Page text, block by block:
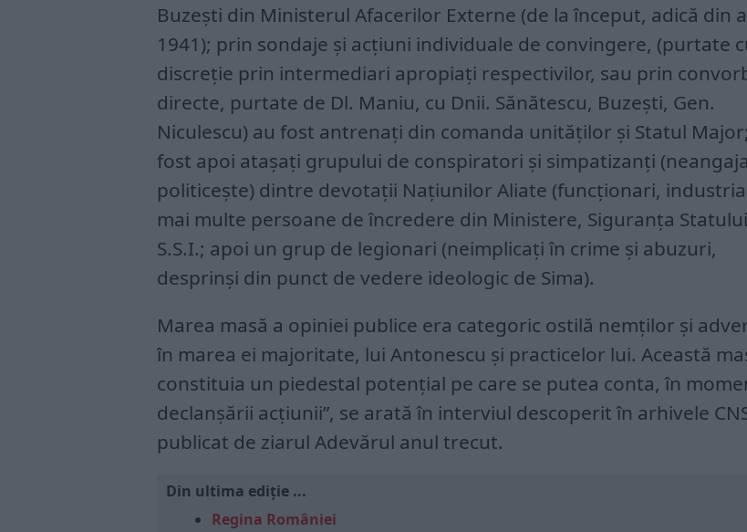
Buzești din Ministerul Afacerilor Externe (de la început, adică din
1941); prin sondaje și acțiuni individuale de convingere, (purtate
discreție prin intermediari apropiați respectivilor, sau prin
directe, purtate de Dl. Maniu, cu Dnii. Sănătescu, Buzești, Gen.
Niculescu) au fost antrenați din comanda unităților și Statul
fost apoi atașați grupului de conspiratori și simpatizanți
politicește) dintre devotații Națiunilor Aliate (funcționari,
mai multe persoane de încredere din Ministere, Siguranța
S.S.I.; apoi un grup de legionari (neimplicați în crime și abuzuri,
desprinși din punct de vedere ideologic de Sima).
Marea masă a opiniei publice era categoric ostilă nemților și
în marea ei majoritate, lui Antonescu și practicelor lui. Această
constituia un piedestal potențial pe care se putea conta, în
declanșării acțiunii”, se arată în interviul descoperit în arhivele
publicat de ziarul Adevărul anul trecut.
Din ultima ediție ...
Regina României